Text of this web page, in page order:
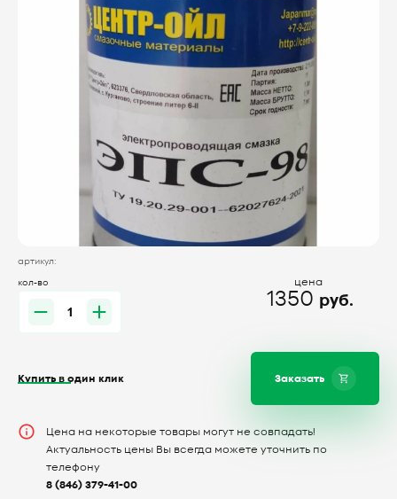
артикул:
кол-во
цена
1350 руб.
Заказать
Купить в один клик
Цена на некоторые товары могут не совпадать!
Актуальность цены Вы всегда можете уточнить по
телефону
8 (846) 379-41-00